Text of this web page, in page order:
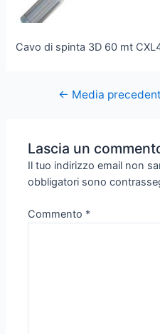
Cavo di spinta 3D 60 mt
← Media
Lascia un
Il tuo indirizzo email non
obbligatori sono
Commento *